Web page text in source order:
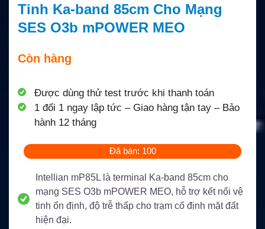
Tinh Ka-band 85cm Cho Mạng
SES O3b mPOWER MEO
Còn hàng
Được dùng thử test trước khi thanh toán
1 đổi 1 ngay lập tức – Giao hàng tận tay – Bảo
hành 12 tháng
Đã bán: 100
Intellian mP85L là terminal Ka-band 85cm cho
mạng SES O3b mPOWER MEO, hỗ trợ kết nối vệ
tinh ổn định, độ trễ thấp cho trạm cố định mặt đất
hiện đại.